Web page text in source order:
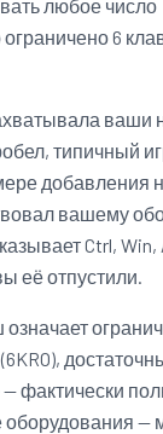
любое число
6
ваши
типичный
добавления
вашему
Ctrl,
её отпустили.
фактически
—